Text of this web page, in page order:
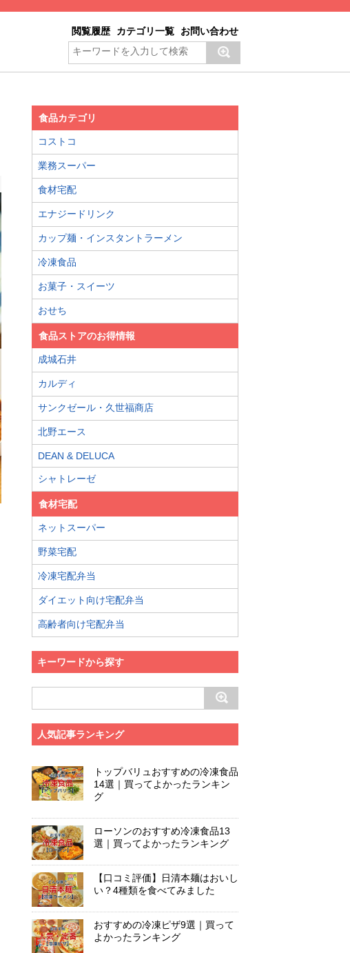
閲覧履歴 カテゴリ一覧 お問い合わせ
食品カテゴリ
コストコ
業務スーパー
食材宅配
エナジードリンク
カップ麺・インスタントラーメン
冷凍食品
お菓子・スイーツ
おせち
食品ストアのお得情報
成城石井
カルディ
サンクゼール・久世福商店
北野エース
DEAN & DELUCA
シャトレーゼ
食材宅配
ネットスーパー
野菜宅配
冷凍宅配弁当
ダイエット向け宅配弁当
高齢者向け宅配弁当
キーワードから探す
人気記事ランキング
トップバリュおすすめの冷凍食品
14選｜買ってよかったランキン
グ
ローソンのおすすめ冷凍食品13
選｜買ってよかったランキング
【口コミ評価】日清本麺はおいし
い？4種類を食べてみました
おすすめの冷凍ピザ9選｜買って
よかったランキング